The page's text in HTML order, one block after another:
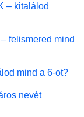
– kitalálod
felismered mind
mind a 6-ot?
nevét